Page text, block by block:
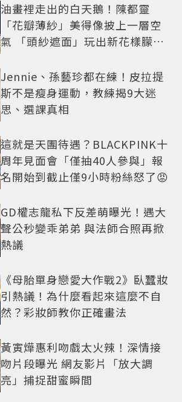
油畫裡走出的白天鵝！陳都靈
「花瓣薄紗」美得像披上一層空
氣 「頭紗遮面」玩出新花樣朦朧
Jennie、孫藝珍都在練！皮拉提
斯不是瘦身運動，教練揭9大迷
思、選課真相
這就是天團待遇？BLACKPINK十
周年見面會「僅抽40人參與」報
名開始到截止僅9小時粉絲怒了😡
GD權志龍私下反差萌曝光！遇大
聲公秒變乖弟弟 與法師合照再掀
熱議
《母胎單身戀愛大作戰2》臥蠶妝
引熱議！為什麼看起來這麼不自
然？彩妝師教你正確畫法
黃寅燁惠利吻戲太火辣！深情接
吻片段曝光 網友影片「放大調
亮」捕捉甜蜜瞬間